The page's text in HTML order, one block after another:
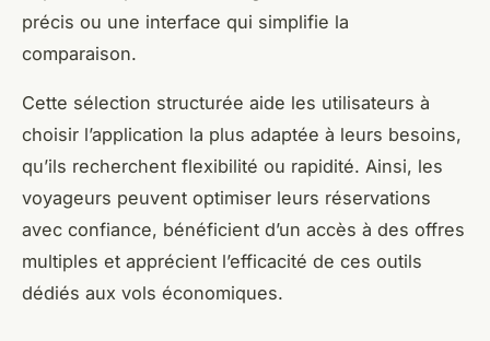
précis ou une interface qui simplifie la
comparaison.
Cette sélection structurée aide les utilisateurs à
choisir l’application la plus adaptée à leurs besoins,
qu’ils recherchent flexibilité ou rapidité. Ainsi, les
voyageurs peuvent optimiser leurs réservations
avec confiance, bénéficient d’un accès à des offres
multiples et apprécient l’efficacité de ces outils
dédiés aux vols économiques.